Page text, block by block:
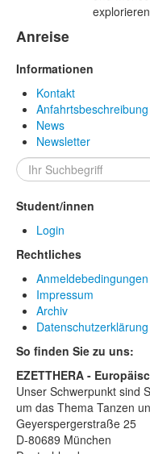
Anreise
Informationen
Kontakt
Anfahrtsbeschreibung
News
Newsletter
Student/innen
Login
Rechtliches
Anmeldebedingungen
Impressum
Archiv
Datenschutzerklärung
So finden Sie zu uns:
EZETTHERA -
Unser Schwerpunkt sind
um das Thema Tanzen
Geyerspergerstraße 25
D-80689 München